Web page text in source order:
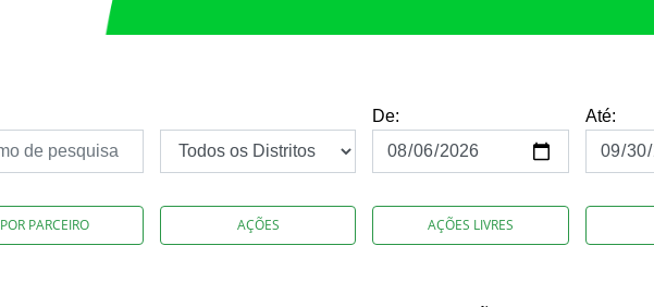
De:
Até:
POR PARCEIRO AÇÕES AÇÕES LIVRES